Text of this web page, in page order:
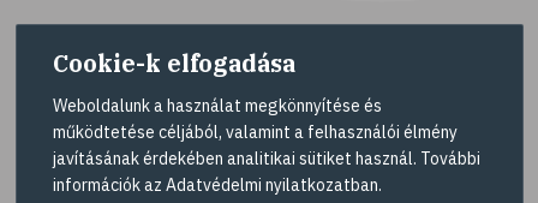
# életmódváltás
# célkitűzés
# étkezési napló
# hal
# egészséges táplálkozás
A Gyöngy gyógyszertárat közforgalmú
gyógyszertárként üzemeltető egyes gazdasági
társaságok felelnek az adott gyógyszertár
Cookie-k elfogadása
Weboldalunk a használat megkönnyítése és
működtetése céljából, valamint a felhasználói élmény
javításának érdekében analitikai sütiket használ. További
információk az Adatvédelmi nyilatkozatban.